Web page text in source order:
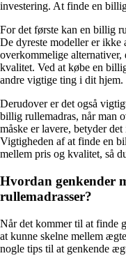
investering. At finde en
For det første kan en billig
De dyreste modeller er ikke
overkommelige
kvalitet. Ved at købe en
andre vigtige ting i dit hjem.
Derudover er det også
billig rullemadras, når man
måske er lavere, betyder
Vigtigheden af at finde en
mellem pris og kvalitet, så
Hvordan genkender
rullemadrasser?
Når det kommer til at finde
at kunne skelne mellem
nogle tips til at genkende